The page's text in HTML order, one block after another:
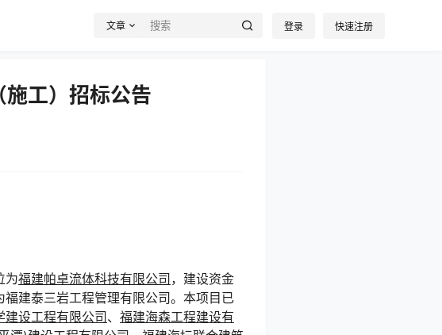
文章 登录 快速注册
工）招标公告
为福建帕卓流体科技有限公司 ，建设资金
福建泰三岩工程管理有限公司。本项目已
建设工程有限公司 、 福建海森工程建设有